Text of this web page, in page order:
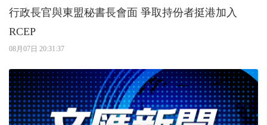
行政長官與東盟秘書長會面 爭取持份者挺港加入
RCEP
08月07日 20:31:37